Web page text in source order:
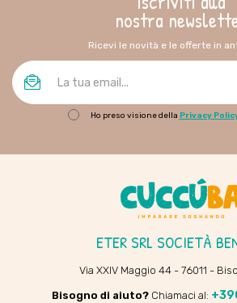
nostra
Ricevi le novità e le offerte in
Ho preso visione della Privacy
ETER SRL SOCIETÀ
Via XXIV Maggio 44 - 76011 -
Bisogno di aiuto? Chiamaci al: